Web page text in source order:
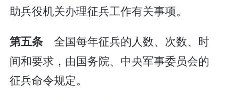
助兵役机关办理征兵工作有关事项。
第五条 全国每年征兵的人数、次数、时
间和要求，由国务院、中央军事委员会的
征兵命令规定。